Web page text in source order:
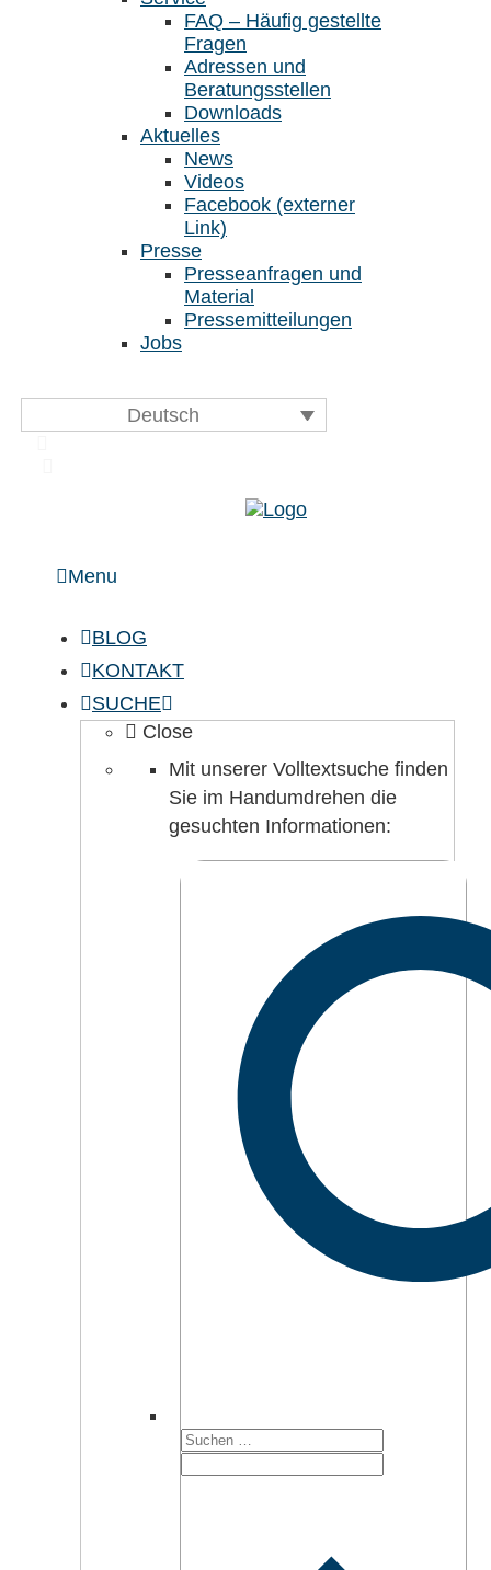
FAQ – Häufig gestellte
Fragen
Adressen und
Beratungsstellen
Downloads
Aktuelles
News
Videos
Facebook (externer
Link)
Presse
Presseanfragen und
Material
Pressemitteilungen
Jobs
Deutsch
Menu
BLOG
KONTAKT
SUCHE
Close
Mit unserer Volltextsuche finden
Sie im Handumdrehen die
gesuchten Informationen: